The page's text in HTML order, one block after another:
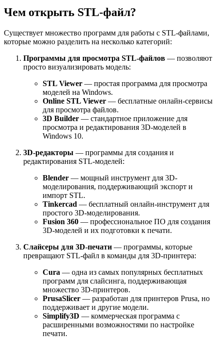
Чем открыть STL-файл?
Существует множество программ для работы с STL-файлами,
которые можно разделить на несколько категорий:
Программы для просмотра STL-файлов — позволяют
просто визуализировать модель:
STL Viewer — простая программа для просмотра
моделей на Windows.
Online STL Viewer — бесплатные онлайн-сервисы
для просмотра файлов.
3D Builder — стандартное приложение для
просмотра и редактирования 3D-моделей в
Windows 10.
3D-редакторы — программы для создания и
редактирования STL-моделей:
Blender — мощный инструмент для 3D-
моделирования, поддерживающий экспорт и
импорт STL.
Tinkercad — бесплатный онлайн-инструмент для
простого 3D-моделирования.
Fusion 360 — профессиональное ПО для создания
3D-моделей и их подготовки к печати.
Слайсеры для 3D-печати — программы, которые
превращают STL-файл в команды для 3D-принтера:
Cura — одна из самых популярных бесплатных
программ для слайсинга, поддерживающая
множество 3D-принтеров.
PrusaSlicer — разработан для принтеров Prusa, но
поддерживает и другие модели.
Simplify3D — коммерческая программа с
расширенными возможностями по настройке
печати.